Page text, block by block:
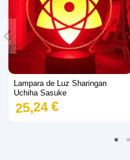
Lampara de Luz Sharingan
Uchiha Sasuke
25,24 €